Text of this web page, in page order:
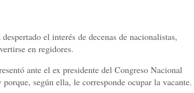
el interés de decenas de nacionalistas,
en regidores.
ante el ex presidente del Congreso Nacional
según ella, le corresponde ocupar la vacante.